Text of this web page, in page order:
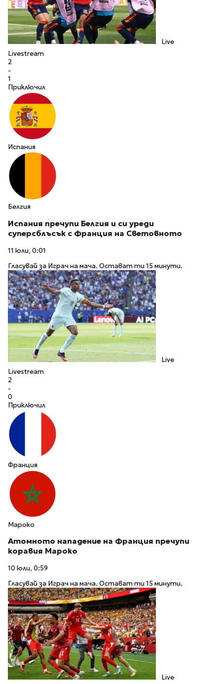
Live
Livestream
2
-
1
Приключил
Испания
Белгия
Испания пречупи Белгия и си уреди
суперсблъсък с Франция на Световното
11 юли, 0:01
Гласувай за Играч на мача. Остават ти 15 минути.
Live
Livestream
2
-
0
Приключил
Франция
Мароко
Атомното нападение на Франция пречупи
коравия Мароко
10 юли, 0:59
Гласувай за Играч на мача. Остават ти 15 минути.
Live